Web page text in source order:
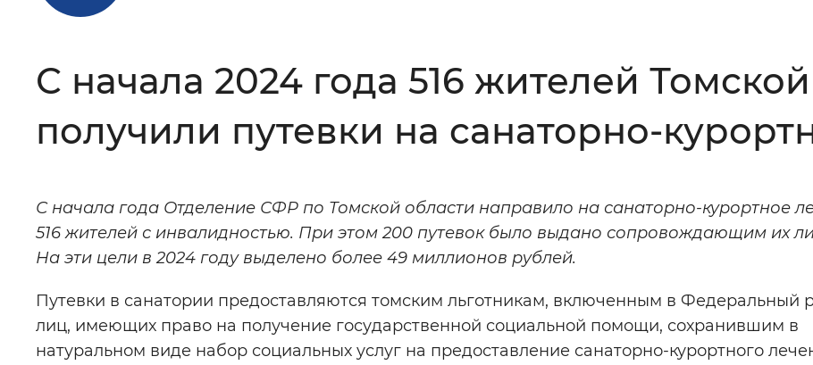
Увеличенный Большой
Цвет сайта Монохромный Инверсивный монохромный Синий
Изображения: Включены Выключены
С начала 2024 года 516 жителей
получили путевки на санаторно-
С начала года Отделение СФР по Томской области направило на санаторно-курортное
516 жителей с инвалидностью. При этом 200 путевок было выдано сопровождающим их
На эти цели в 2024 году выделено более 49 миллионов рублей.
Путевки в санатории предоставляются томским льготникам, включенным в Федеральный
лиц, имеющих право на получение государственной социальной помощи, сохранившим в
натуральном виде набор социальных услуг на предоставление санаторно-курортного